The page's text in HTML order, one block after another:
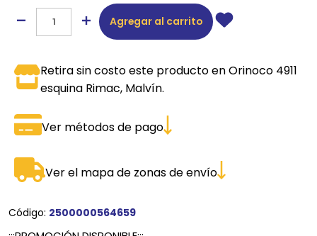
Agregar al carrito
Retira sin costo este producto en Orinoco 4911
esquina Rimac, Malvín.
Ver métodos de pago
Ver el mapa de zonas de envío
Código: 2500000564659